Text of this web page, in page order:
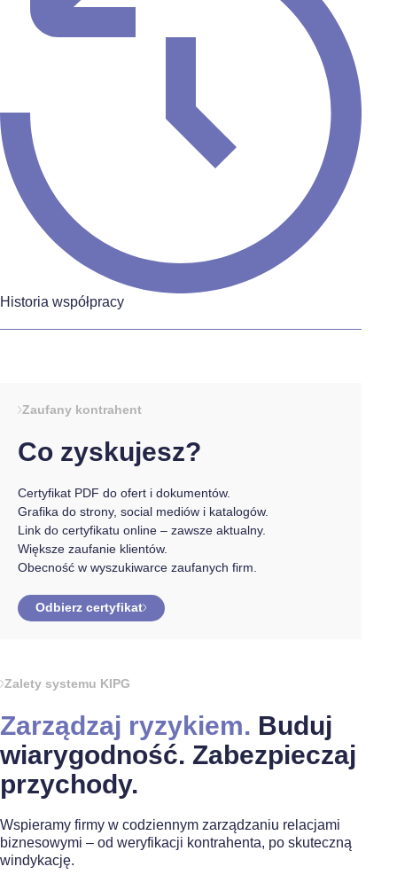
Historia współpracy
Zaufany kontrahent
Co zyskujesz?
Certyfikat PDF do ofert i dokumentów.
Grafika do strony, social mediów i katalogów.
Link do certyfikatu online – zawsze aktualny.
Większe zaufanie klientów.
Obecność w wyszukiwarce zaufanych firm.
Odbierz certyfikat
Zalety systemu KIPG
Zarządzaj ryzykiem. Buduj
wiarygodność. Zabezpieczaj
przychody.
Wspieramy firmy w codziennym zarządzaniu relacjami
biznesowymi – od weryfikacji kontrahenta, po skuteczną
windykację.